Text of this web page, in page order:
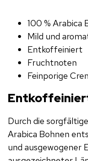
100 % Arabica
Mild und
Entkoffeiniert
Fruchtnoten
Feinporige
Durch die
Arabica Bohnen
und ausgewogener